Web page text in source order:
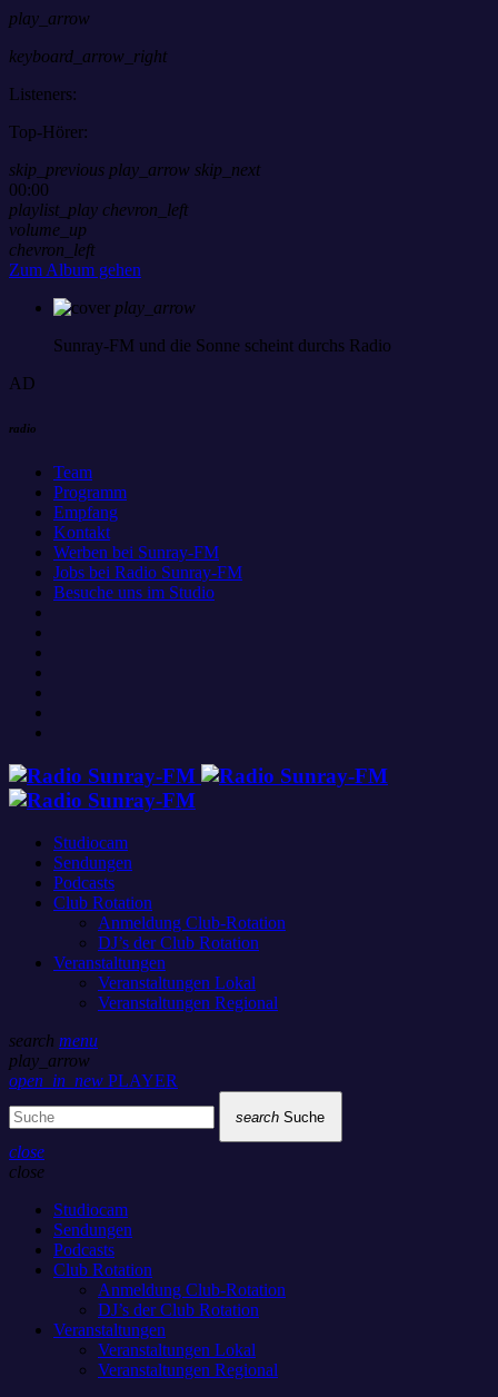
play_arrow
keyboard_arrow_right
Listeners:
Top-Hörer:
skip_previous play_arrow skip_next
00:00
playlist_play chevron_left
volume_up
chevron_left
Zum Album gehen
play_arrow
Sunray-FM und die Sonne scheint durchs Radio
AD
radio
Team
Programm
Empfang
Kontakt
Werben bei Sunray-FM
Jobs bei Radio Sunray-FM
Besuche uns im Studio
Studiocam
Sendungen
Podcasts
Club Rotation
Anmeldung Club-Rotation
DJ’s der Club Rotation
Veranstaltungen
Veranstaltungen Lokal
Veranstaltungen Regional
search menu
play_arrow
open_in_new PLAYER
search Suche
close
close
Studiocam
Sendungen
Podcasts
Club Rotation
Anmeldung Club-Rotation
DJ’s der Club Rotation
Veranstaltungen
Veranstaltungen Lokal
Veranstaltungen Regional